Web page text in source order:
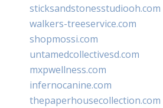
sticksandstonesstudiooh.com
walkers-treeservice.com
shopmossi.com
untamedcollectivesd.com
mxpwellness.com
infernocanine.com
thepaperhousecollection.com